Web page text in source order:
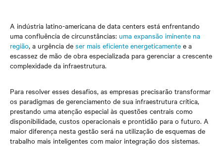
A indústria latino-americana de data centers está enfrentando
uma confluência de circunstâncias: uma expansão iminente na
região, a urgência de ser mais eficiente energeticamente e a
escassez de mão de obra especializada para gerenciar a crescente
complexidade da infraestrutura.
Para resolver esses desafios, as empresas precisarão transformar
os paradigmas de gerenciamento de sua infraestrutura crítica,
prestando uma atenção especial às questões centrais como
disponibilidade, custos operacionais e prontidão para o futuro. A
maior diferença nesta gestão será na utilização de esquemas de
trabalho mais inteligentes com maior integração dos sistemas.